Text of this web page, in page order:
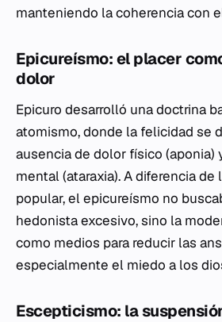
manteniendo la coherencia con
Epicureísmo: el placer
dolor
Epicuro desarrolló una doctrina
atomismo, donde la felicidad se
ausencia de dolor físico (aponia)
mental (ataraxia). A diferencia de
popular, el epicureísmo no
hedonista excesivo, sino la
como medios para reducir las
especialmente el miedo a los
Escepticismo: la